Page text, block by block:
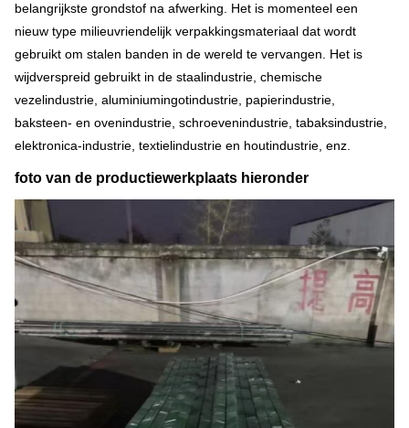
belangrijkste grondstof na afwerking. Het is momenteel een
nieuw type milieuvriendelijk verpakkingsmateriaal dat wordt
gebruikt om stalen banden in de wereld te vervangen. Het is
wijdverspreid gebruikt in de staalindustrie, chemische
vezelindustrie, aluminiumingotindustrie, papierindustrie,
baksteen- en ovenindustrie, schroevenindustrie, tabaksindustrie,
elektronica-industrie, textielindustrie en houtindustrie, enz.
foto van de productiewerkplaats hieronder